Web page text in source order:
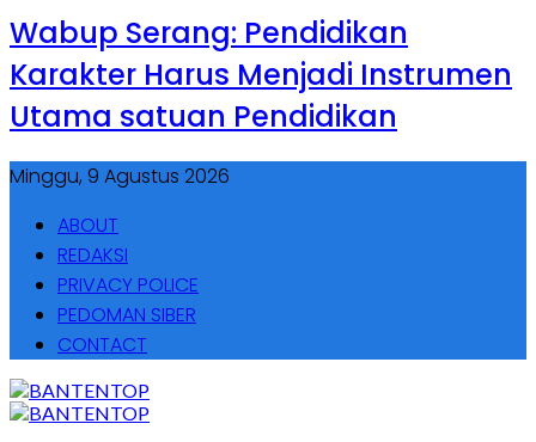
Wabup Serang: Pendidikan
Karakter Harus Menjadi Instrumen
Utama satuan Pendidikan
Minggu, 9 Agustus 2026
ABOUT
REDAKSI
PRIVACY POLICE
PEDOMAN SIBER
CONTACT